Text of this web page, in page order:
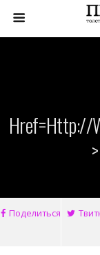
Href=http://
Поделиться